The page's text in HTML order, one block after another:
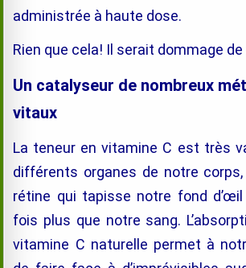
administrée à haute dose.
Rien que cela! Il serait dommage de
Un catalyseur de nombreux
vitaux
La teneur en vitamine C est très
différents organes de notre
rétine qui tapisse notre fond
fois plus que notre sang.
vitamine C naturelle permet à